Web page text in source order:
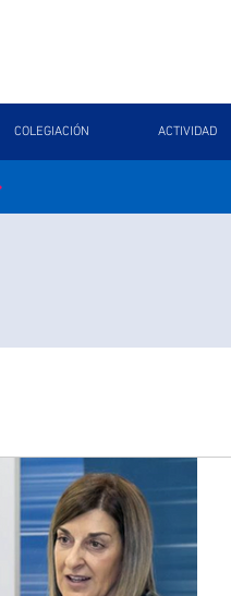
COLEGIACIÓN ACTIVIDAD